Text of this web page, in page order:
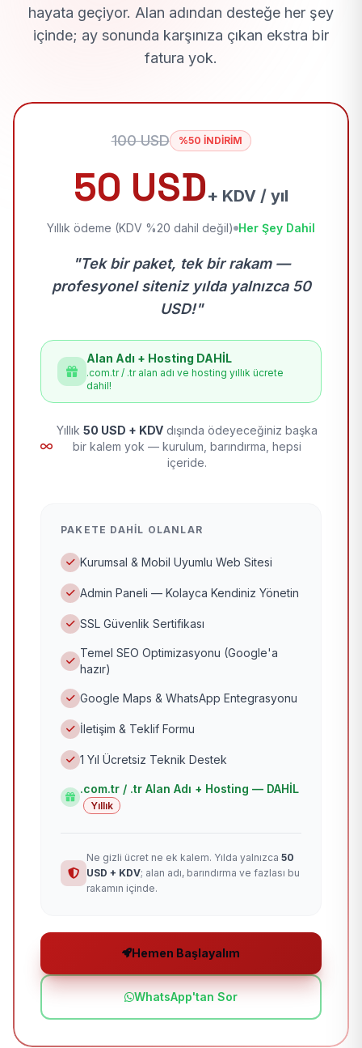
hayata geçiyor. Alan adından desteğe her şey
içinde; ay sonunda karşınıza çıkan ekstra bir
fatura yok.
100 USD %50 İNDİRİM
50 USD+ KDV / yıl
Yıllık ödeme (KDV %20 dahil değil) Her Şey Dahil
"Tek bir paket, tek bir rakam —
profesyonel siteniz yılda yalnızca 50
USD!"
Alan Adı + Hosting DAHİL
.com.tr / .tr alan adı ve hosting yıllık ücrete
dahil!
Yıllık 50 USD + KDV dışında ödeyeceğiniz başka
bir kalem yok — kurulum, barındırma, hepsi
içeride.
PAKETE DAHIL OLANLAR
Kurumsal & Mobil Uyumlu Web Sitesi
Admin Paneli — Kolayca Kendiniz Yönetin
SSL Güvenlik Sertifikası
Temel SEO Optimizasyonu (Google'a
hazır)
Google Maps & WhatsApp Entegrasyonu
İletişim & Teklif Formu
1 Yıl Ücretsiz Teknik Destek
.com.tr / .tr Alan Adı + Hosting — DAHİL
Yıllık
Ne gizli ücret ne ek kalem. Yılda yalnızca 50
USD + KDV; alan adı, barındırma ve fazlası bu
rakamın içinde.
Hemen Başlayalım
WhatsApp'tan Sor